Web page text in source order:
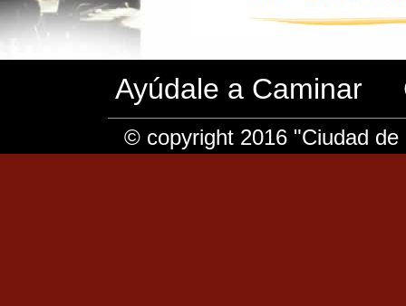
Ayúdale a Caminar
© copyright 2016 "Ciudad